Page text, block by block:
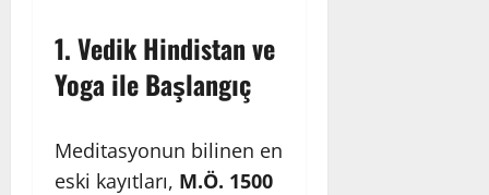
1.Vedik Hindistan ve
Yoga ile Başlangıç
Meditasyonun bilinen en
eski kayıtları, M.Ö. 1500